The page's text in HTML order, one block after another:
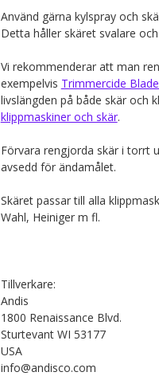
Använd gärna kylspray och
Detta håller skäret svalare
Vi rekommenderar att man
exempelvis Trimmercide
livslängden på både skär och
klippmaskiner och skär.
Förvara rengjorda skär i torrt
avsedd för ändamålet.
Skäret passar till alla
Wahl, Heiniger m fl.
Tillverkare:
Andis
1800 Renaissance Blvd.
Sturtevant WI 53177
USA
info@andisco.com